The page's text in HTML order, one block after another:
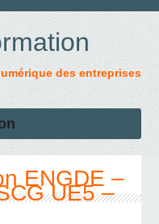
des entreprises
ENGDE –
UE5 –